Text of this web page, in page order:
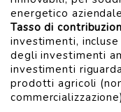
energetico
Tasso di
investimenti,
degli investimenti
investimenti
prodotti agricoli